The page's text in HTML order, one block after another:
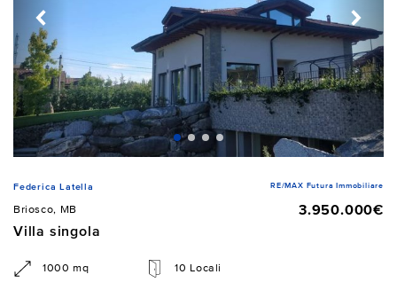
Federica Latella RE/MAX Futura Immobiliare
Briosco, MB
3.950.000€
Villa singola
1000 mq 10 Locali